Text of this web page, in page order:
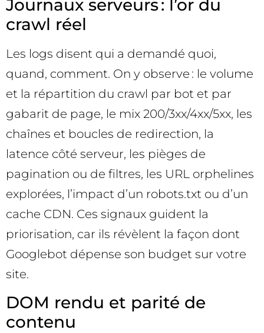
Journaux serveurs : l’or du
crawl réel
Les logs disent qui a demandé quoi,
quand, comment. On y observe : le volume
et la répartition du crawl par bot et par
gabarit de page, le mix 200/3xx/4xx/5xx, les
chaînes et boucles de redirection, la
latence côté serveur, les pièges de
pagination ou de filtres, les URL orphelines
explorées, l’impact d’un robots.txt ou d’un
cache CDN. Ces signaux guident la
priorisation, car ils révèlent la façon dont
Googlebot dépense son budget sur votre
site.
DOM rendu et parité de
contenu